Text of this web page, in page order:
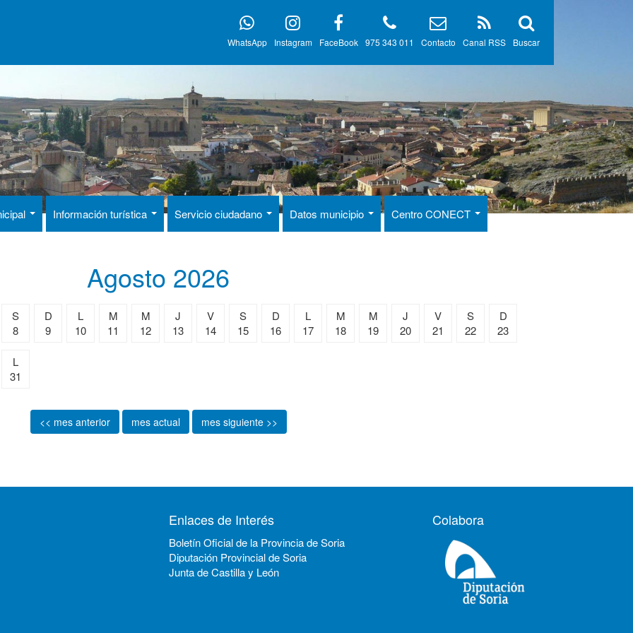
Buscar
Canal RSS
Contacto
975 343 011
FaceBook
Instagram
WhatsApp
Información turística Servicio ciudadano Datos municipio Centro CONECT
Agosto 2026
S
8
D
9
L
10
M
11
M
12
J
13
V
14
S
15
D
16
L
17
M
18
M
19
J
20
V
21
S
22
D
23
L
31
<< mes anterior mes actual mes siguiente >>
Enlaces de Interés
Boletín Oficial de la Provincia de Soria
Diputación Provincial de Soria
Junta de Castilla y León
Colabora